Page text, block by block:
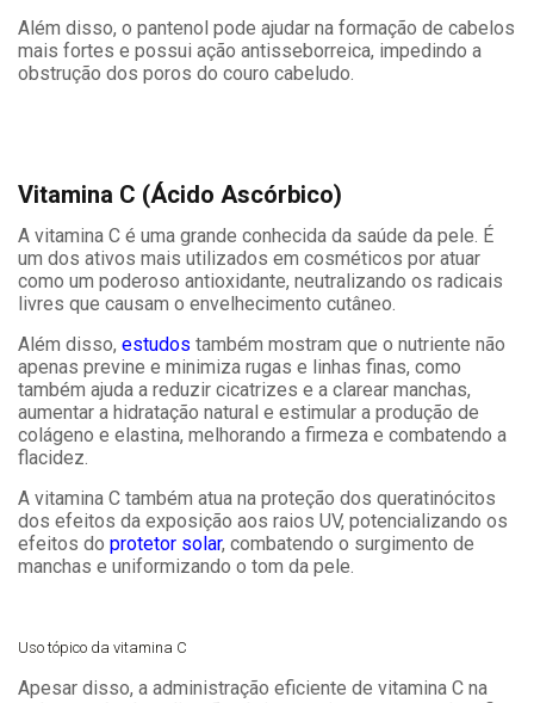
Além disso, o pantenol pode ajudar na formação de cabelos
mais fortes e possui ação antisseborreica, impedindo a
obstrução dos poros do couro cabeludo.
Vitamina C (Ácido Ascórbico)
A vitamina C é uma grande conhecida da saúde da pele. É
um dos ativos mais utilizados em cosméticos por atuar
como um poderoso antioxidante, neutralizando os radicais
livres que causam o envelhecimento cutâneo.
Além disso, estudos também mostram que o nutriente não
apenas previne e minimiza rugas e linhas finas, como
também ajuda a reduzir cicatrizes e a clarear manchas,
aumentar a hidratação natural e estimular a produção de
colágeno e elastina, melhorando a firmeza e combatendo a
flacidez.
A vitamina C também atua na proteção dos queratinócitos
dos efeitos da exposição aos raios UV, potencializando os
efeitos do protetor solar, combatendo o surgimento de
manchas e uniformizando o tom da pele.
Uso tópico da vitamina C
Apesar disso, a administração eficiente de vitamina C na